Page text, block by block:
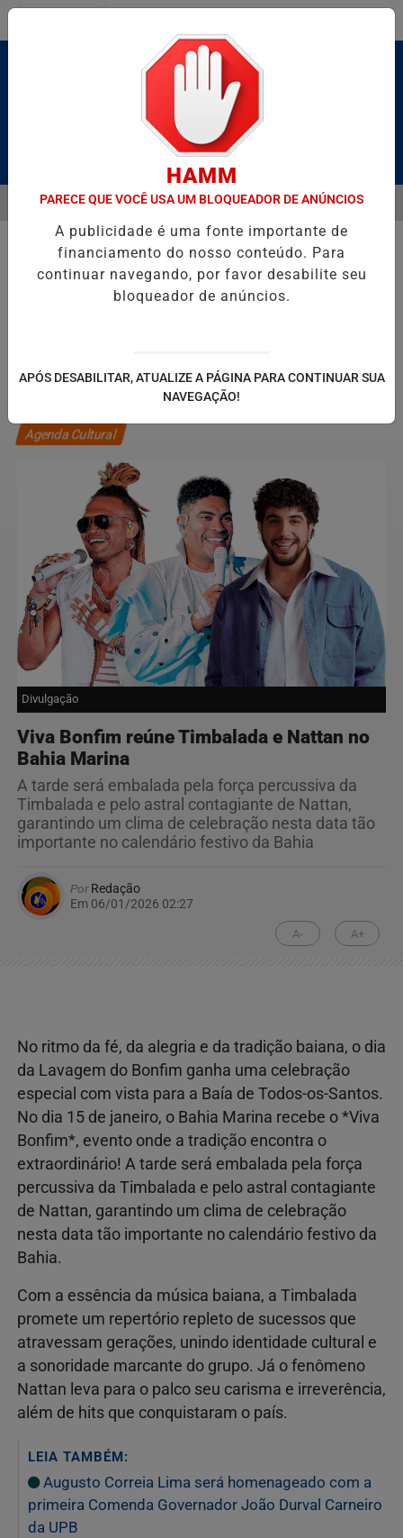
Pesquisar Notícia
HOMENAGEIA UZIEL BUENO NO TERRAÇO MINEIRO NA
EM ALTA
MENU
Agenda Cultural
Divulgação
Viva Bonfim reúne Timbalada e Nattan no
Bahia Marina
A tarde será embalada pela força percussiva da
Timbalada e pelo astral contagiante de Nattan,
garantindo um clima de celebração nesta data tão
importante no calendário festivo da Bahia
PorRedação
Em 06/01/2026 02:27
A- A+
No ritmo da fé, da alegria e da tradição baiana, o dia
da Lavagem do Bonfim ganha uma celebração
especial com vista para a Baía de Todos-os-Santos.
No dia 15 de janeiro, o Bahia Marina recebe o *Viva
Bonfim*, evento onde a tradição encontra o
extraordinário! A tarde será embalada pela força
percussiva da Timbalada e pelo astral contagiante
de Nattan, garantindo um clima de celebração
nesta data tão importante no calendário festivo da
Bahia.
Com a essência da música baiana, a Timbalada
promete um repertório repleto de sucessos que
atravessam gerações, unindo identidade cultural e
a sonoridade marcante do grupo. Já o fenômeno
Nattan leva para o palco seu carisma e irreverência,
além de hits que conquistaram o país.
LEIA TAMBÉM:
Augusto Correia Lima será homenageado com a
primeira Comenda Governador João Durval Carneiro
da UPB
HAMM
PARECE QUE VOCÊ USA UM BLOQUEADOR DE ANÚNCIOS
A publicidade é uma fonte importante de
financiamento do nosso conteúdo. Para
continuar navegando, por favor desabilite seu
bloqueador de anúncios.
APÓS DESABILITAR, ATUALIZE A PÁGINA PARA CONTINUAR SUA
NAVEGAÇÃO!